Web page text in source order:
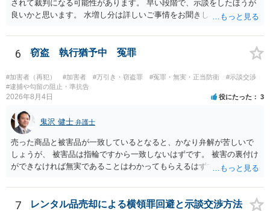
されて裁判になる可能性があります。 早い段階で、示談をしたほうが
良いかと思います。 水増し分は詳しいご事情をお聞きしなければお答
6 窃盗 執行猶予中 冤罪
#加害者（再犯） #加害者 #万引き・窃盗罪 #冤罪・無実・正当防衛
#示談交渉
#逮捕や勾留の阻止・準抗告
2026年8月4日 役にたった 3
鬼沢 健士 弁護士
売った商品と被害品が一致しているとなると、かなり弁解が苦しいで
しょうが、 被害品は指輪ですから一致しないはずです。 被害の裏付け
ができなければ無実であることはわかってもらえるはずです。
7 レンタル品売却による横領罪回避と示談交渉方法